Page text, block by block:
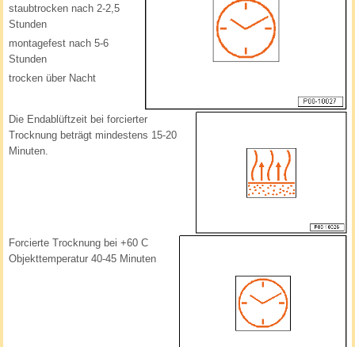
staubtrocken nach 2-2,5
Stunden
montagefest nach 5-6
Stunden
trocken über Nacht
Die Endablüftzeit bei forcierter
Trocknung beträgt mindestens 15-20
Minuten.
Forcierte Trocknung bei +60 C
Objekttemperatur 40-45 Minuten